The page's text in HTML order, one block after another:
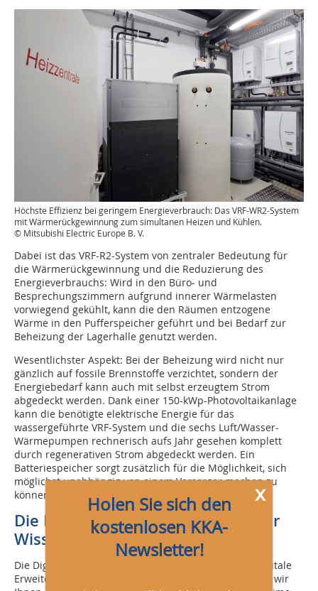
Höchste Effizienz bei geringem Energieverbrauch: Das VRF-WR2-System
mit Wärmerückgewinnung zum simultanen Heizen und Kühlen.
© Mitsubishi Electric Europe B. V.
Dabei ist das VRF-R2-System von zentraler Bedeutung für
die Wärmerückgewinnung und die Reduzierung des
Energieverbrauchs: Wird in den Büro- und
Besprechungszimmern aufgrund innerer Wärmelasten
vorwiegend gekühlt, kann die den Räumen entzogene
Wärme in den Pufferspeicher geführt und bei Bedarf zur
Beheizung der Lagerhalle genutzt werden.
Wesentlichster Aspekt: Bei der Beheizung wird nicht nur
gänzlich auf fossile Brennstoffe verzichtet, sondern der
Energiebedarf kann auch mit selbst erzeugtem Strom
abgedeckt werden. Dank einer 150-kWp-Photovoltaikanlage
kann die benötigte elektrische Energie für das
wassergeführte VRF-System und die sechs Luft/Wasser-
Wärmepumpen rechnerisch aufs Jahr gesehen komplett
durch regenerativen Strom abgedeckt werden. Ein
Batteriespeicher sorgt zusätzlich für die Möglichkeit, sich
möglichst unabhängig von einem Versorger machen zu
können.
Die Digital Knowledge Days – unser
Wissen als Onlineevent
Die Digital Knowledge Days sind eine fortlaufende digitale
Erweiterung unserer Präsenzveranstaltungen, mit der wir
x
Holen Sie sich den
kostenlosen KKA-
Newsletter!